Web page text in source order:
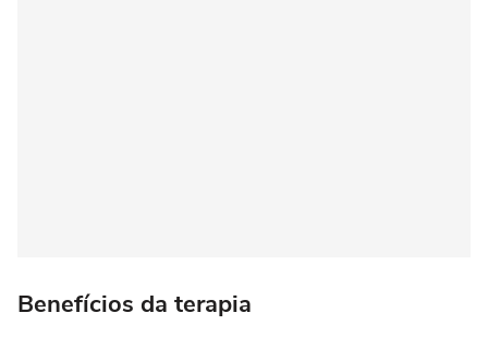
Benefícios da terapia